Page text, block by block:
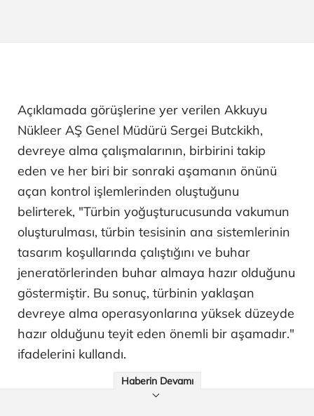
Açıklamada görüşlerine yer verilen Akkuyu
Nükleer AŞ Genel Müdürü Sergei Butckikh,
devreye alma çalışmalarının, birbirini takip
eden ve her biri bir sonraki aşamanın önünü
açan kontrol işlemlerinden oluştuğunu
belirterek, "Türbin yoğuşturucusunda vakumun
oluşturulması, türbin tesisinin ana sistemlerinin
tasarım koşullarında çalıştığını ve buhar
jeneratörlerinden buhar almaya hazır olduğunu
göstermiştir. Bu sonuç, türbinin yaklaşan
devreye alma operasyonlarına yüksek düzeyde
hazır olduğunu teyit eden önemli bir aşamadır."
ifadelerini kullandı.
Haberin Devamı